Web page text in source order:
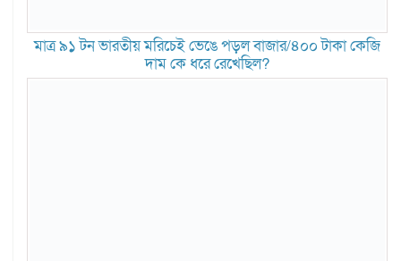
মাত্র ৯১ টন ভারতীয় মরিচেই ভেঙে পড়ল বাজার/৪০০ টাকা কেজি
দাম কে ধরে রেখেছিল?